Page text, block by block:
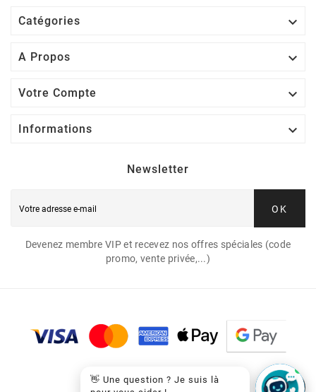
Catégories 
A Propos 
Votre Compte 
Informations 
Newsletter
OK
Devenez membre VIP et recevez nos offres spéciales (code
promo, vente privée,...)
👋 Une question ? Je suis là